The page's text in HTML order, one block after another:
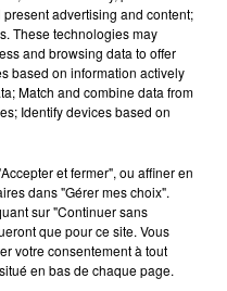
chose facile au
photo ou sur une
doit sans cesse faire
un milieu
advertising and content;
These technologies may
and browsing data to offer
based on information actively
Match and combine data from
Identify devices based on
et fermer", ou affiner en
dans "Gérer mes choix".
sur "Continuer sans
que pour ce site. Vous
votre consentement à tout
en bas de chaque page.